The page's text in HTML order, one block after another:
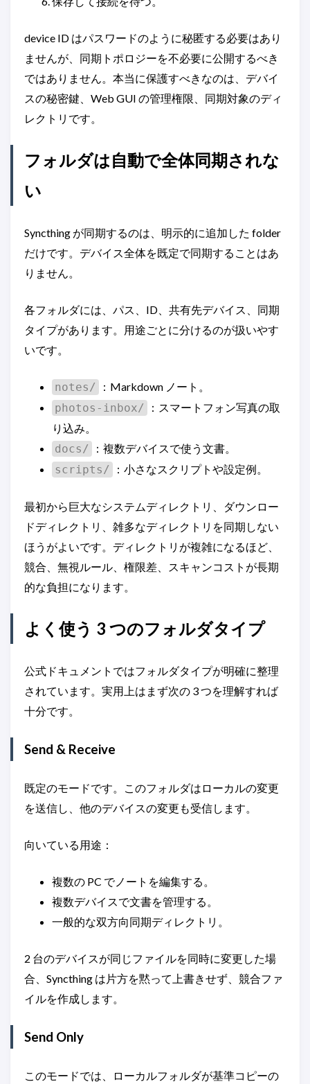
device ID はパスワードのように秘匿する必要はあり
ませんが、同期トポロジーを不必要に公開するべき
ではありません。本当に保護すべきなのは、デバイ
スの秘密鍵、Web GUI の管理権限、同期対象のディ
レクトリです。
フォルダは自動で全体同期されな
い
Syncthing が同期するのは、明示的に追加した folder
だけです。デバイス全体を既定で同期することはあ
りません。
各フォルダには、パス、ID、共有先デバイス、同期
タイプがあります。用途ごとに分けるのが扱いやす
いです。
notes/
：Markdown ノート。
photos-inbox/
：スマートフォン写真の取
り込み。
docs/
：複数デバイスで使う文書。
scripts/
：小さなスクリプトや設定例。
最初から巨大なシステムディレクトリ、ダウンロー
ドディレクトリ、雑多なディレクトリを同期しない
ほうがよいです。ディレクトリが複雑になるほど、
競合、無視ルール、権限差、スキャンコストが長期
的な負担になります。
よく使う 3 つのフォルダタイプ
公式ドキュメントではフォルダタイプが明確に整理
されています。実用上はまず次の 3 つを理解すれば
十分です。
Send & Receive
既定のモードです。このフォルダはローカルの変更
を送信し、他のデバイスの変更も受信します。
向いている用途：
複数の PC でノートを編集する。
複数デバイスで文書を管理する。
一般的な双方向同期ディレクトリ。
2 台のデバイスが同じファイルを同時に変更した場
合、Syncthing は片方を黙って上書きせず、競合ファ
イルを作成します。
Send Only
このモードでは、ローカルフォルダが基準コピーの